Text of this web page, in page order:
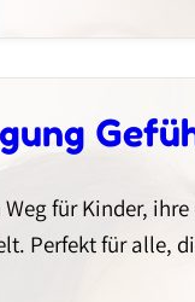
für Kinder,
Perfekt für alle,